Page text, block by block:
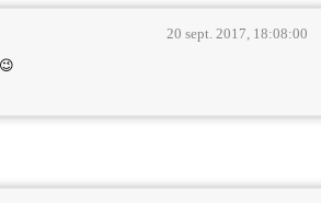
20 sept. 2017, 18:08:00